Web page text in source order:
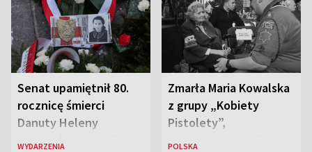
Senat upamiętnił 80.
rocznicę śmierci
Danuty Heleny
Siedzikówny „Inki”
WYDARZENIA
Zmarła Maria Kowalska
z grupy „Kobiety
Pistolety”,
sanitariuszka pułku
POLSKA